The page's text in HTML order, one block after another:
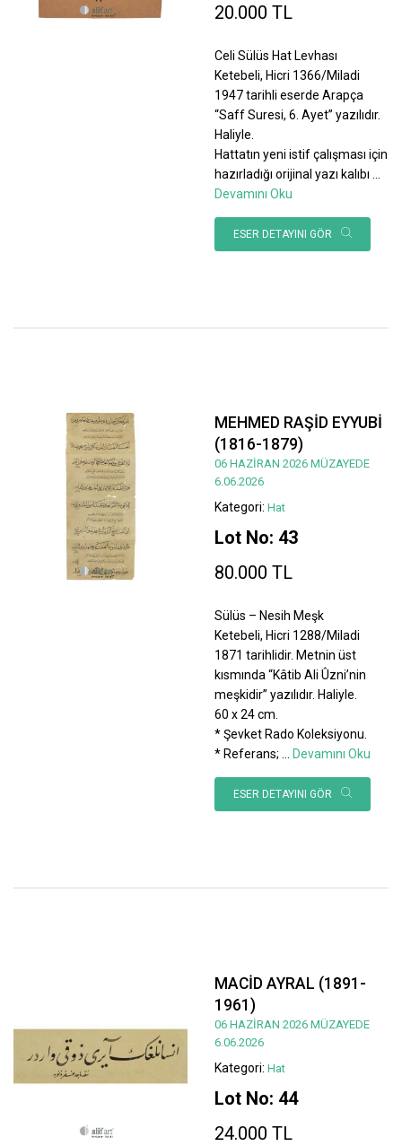
20.000 TL
Celi Sülüs Hat Levhası
Ketebeli, Hicri 1366/Miladi
1947 tarihli eserde Arapça
“Saff Suresi, 6. Ayet” yazılıdır.
Haliyle.
Hattatın yeni istif çalışması için
hazırladığı orijinal yazı kalıbı
Devamını Oku
ESER DETAYINI GÖR
MEHMED RAŞİD EYYUBİ
(1816-1879)
06 HAZİRAN 2026 MÜZAYEDE
6.06.2026
Kategori: Hat
Lot No: 43
80.000 TL
Sülüs – Nesih Meşk
Ketebeli, Hicri 1288/Miladi
1871 tarihlidir. Metnin üst
kısmında “Kâtib Ali Ûzni’nin
meşkidir” yazılıdır. Haliyle.
60 x 24 cm.
* Şevket Rado Koleksiyonu.
* Referans;
Devamını Oku
ESER DETAYINI GÖR
MACİD AYRAL (1891-
1961)
06 HAZİRAN 2026 MÜZAYEDE
6.06.2026
Kategori: Hat
Lot No: 44
24.000 TL